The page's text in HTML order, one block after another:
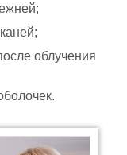
облучения